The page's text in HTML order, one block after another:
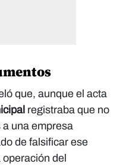
que, aunque el acta
registraba que no
una empresa
de falsificar ese
operación del